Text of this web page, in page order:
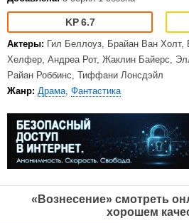
6.7
Актеры: Гил Беллоуз, Брайан Ван
Хелфер, Андреа Рот, Жаклин Байерс,
Райан Роббинс, Тиффани Лонсдэйл
Жанр: Драма, Фантастика
«Вознесение» смотреть
хорошем